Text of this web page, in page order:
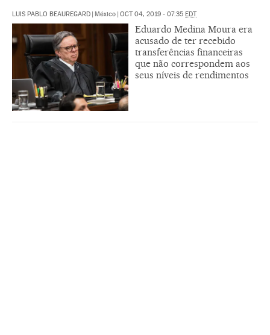
LUIS PABLO BEAUREGARD | México | OCT 04, 2019 - 07:35 EDT
Eduardo Medina Moura era
acusado de ter recebido
transferências financeiras
que não correspondem aos
seus níveis de rendimentos